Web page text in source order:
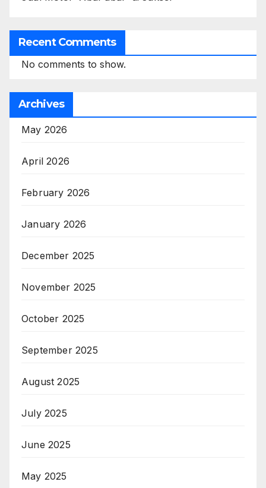
Recent Comments
No comments to show.
Archives
May 2026
April 2026
February 2026
January 2026
December 2025
November 2025
October 2025
September 2025
August 2025
July 2025
June 2025
May 2025